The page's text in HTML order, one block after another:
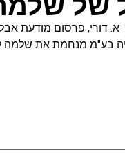
א. דורי, פרסום מודעת אבל
בע"מ מנחמת את שלמה